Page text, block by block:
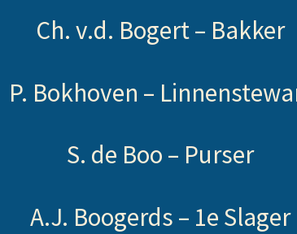
Ch. v.d. Bogert – Bakker
P. Bokhoven –
S. de Boo – Purser
A.J. Boogerds – 1e Slager